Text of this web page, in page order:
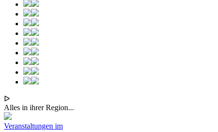
ᐅ
Alles in ihrer Region...
Veranstaltungen im